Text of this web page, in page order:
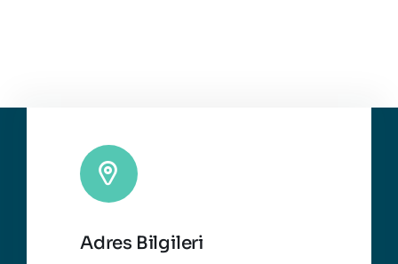
Adres Bilgileri